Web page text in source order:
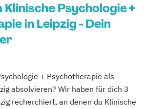
Psychologie +
in Leipzig - Dein
+ Psychotherapie als
absolvieren? Wir haben für dich 3
recherchiert, an denen du Klinische